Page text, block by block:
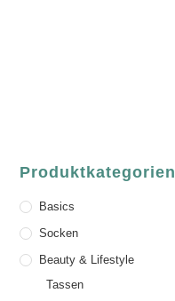
Produktkategorien
Basics
Socken
Beauty & Lifestyle
Tassen